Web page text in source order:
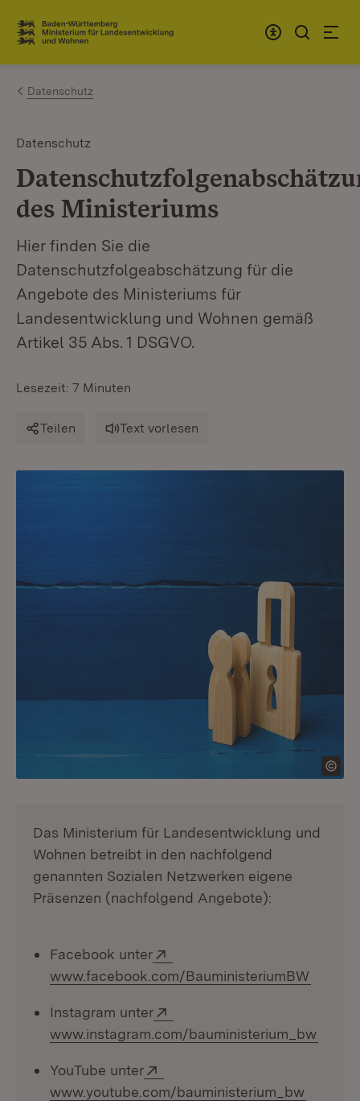
Zum Inhalt springen
Link zur Startseite
Datenschutz
Datenschutz
des Ministeriums
Hier finden Sie die
Datenschutzfolgeabschätzung für die
Angebote des Ministeriums für
Landesentwicklung und Wohnen gemäß
Artikel 35 Abs. 1 DSGVO.
Lesezeit: 7 Minuten
Teilen Text vorlesen
Das Ministerium für Landesentwicklung und
Wohnen betreibt in den nachfolgend
genannten Sozialen Netzwerken eigene
Präsenzen (nachfolgend Angebote):
Facebook unter
www.facebook.com/BauministeriumBW
Instagram unter
www.instagram.com/bauministerium_bw
YouTube unter
www.youtube.com/bauministerium_bw